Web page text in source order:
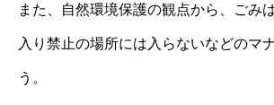
また、自然環境保護の観点から、ごみ
入り禁止の場所には入らないなどのマ
う。